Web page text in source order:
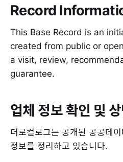
Record
This Base Record is an
created from public or
a visit, review,
guarantee.
업체 정보 확인 및
더로컬로그는 공개된 공공데
정보를 정리하고 있습니다.